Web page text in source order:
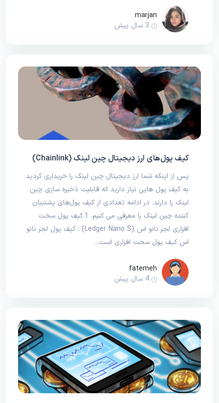
marjan
3 سال پیش
کیف پول‌های ارز دیجیتال چین لینک (Chainlink)
پس از اینکه شما ارز دیجیتال چین لینک را خریداری کردید
به کیف پول هایی نیاز دارید که قابلیت ذخیره سازی چین
لینک را دارند. در ادامه تعدادی از کیف پول‌های پشتیبان
کننده چین لینک را معرفی می کنیم. 1.کیف پول سخت
افزاری لجر نانو اس (Ledger Nano S) : کیف پول لجر نانو
اس کیف پول سخت افزاری است…
fatemeh
4 سال پیش